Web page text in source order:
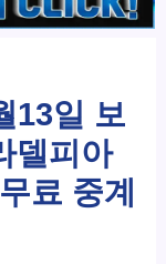
13일 보
델피아
료 중계